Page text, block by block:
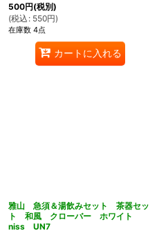
500円(税別)
(税込 : 550円)
在庫数 4点
カートに入れる
雅山 急須＆湯飲みセット 茶器セッ
ト 和風 クローバー ホワイト
niss UN7